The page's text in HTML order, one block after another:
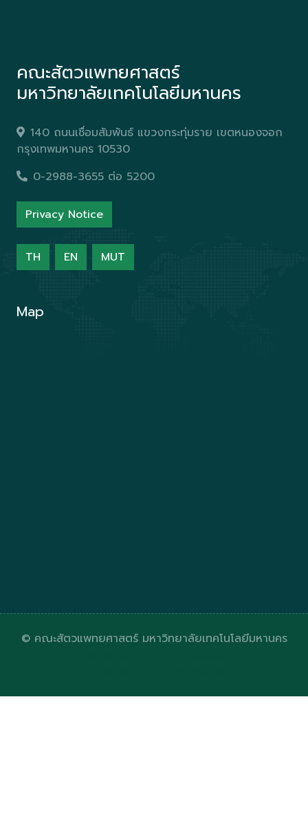
คณะสัตวแพทยศาสตร์
มหาวิทยาลัยเทคโนโลยีมหานคร
140 ถนนเชื่อมสัมพันธ์ แขวงกระทุ่มราย เขตหนองจอก
กรุงเทพมหานคร 10530
0-2988-3655 ต่อ 5200
Privacy Notice
TH EN MUT
Map
© คณะสัตวแพทยศาสตร์ มหาวิทยาลัยเทคโนโลยีมหานคร